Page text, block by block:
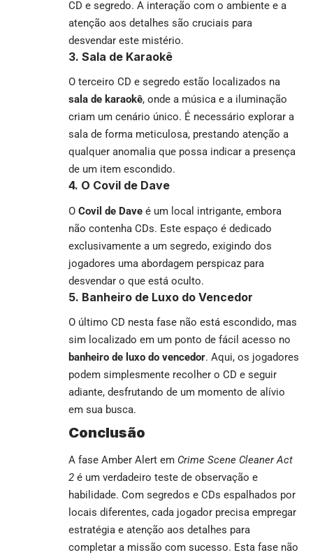
CD e segredo. A interação com o ambiente e a
atenção aos detalhes são cruciais para
desvendar este mistério.
3. Sala de Karaokê
O terceiro CD e segredo estão localizados na
sala de karaokê, onde a música e a iluminação
criam um cenário único. É necessário explorar a
sala de forma meticulosa, prestando atenção a
qualquer anomalia que possa indicar a presença
de um item escondido.
4. O Covil de Dave
O Covil de Dave é um local intrigante, embora
não contenha CDs. Este espaço é dedicado
exclusivamente a um segredo, exigindo dos
jogadores uma abordagem perspicaz para
desvendar o que está oculto.
5. Banheiro de Luxo do Vencedor
O último CD nesta fase não está escondido, mas
sim localizado em um ponto de fácil acesso no
banheiro de luxo do vencedor. Aqui, os jogadores
podem simplesmente recolher o CD e seguir
adiante, desfrutando de um momento de alívio
em sua busca.
Conclusão
A fase Amber Alert em Crime Scene Cleaner Act
2 é um verdadeiro teste de observação e
habilidade. Com segredos e CDs espalhados por
locais diferentes, cada jogador precisa empregar
estratégia e atenção aos detalhes para
completar a missão com sucesso. Esta fase não